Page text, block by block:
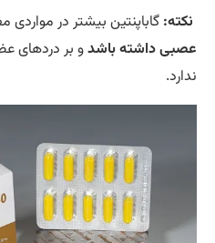
گاباپنتین بیشتر در مواردی
داشته باشدو بر دردهای